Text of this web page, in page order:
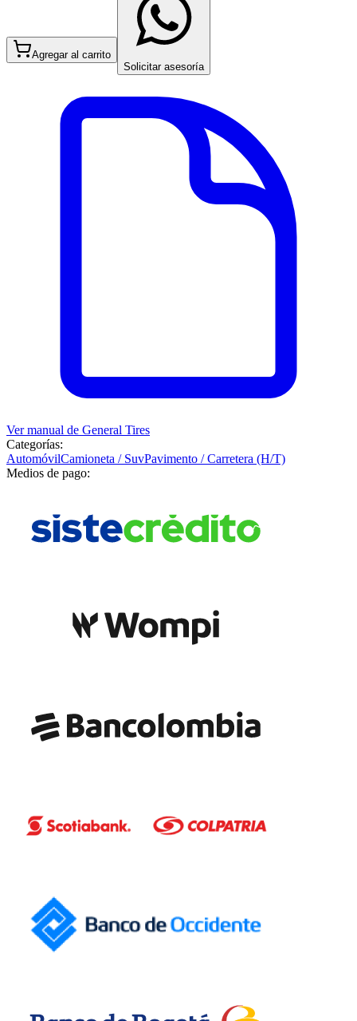
Agregar al carrito
Solicitar asesoría
Ver manual de General Tires
Categorías:
AutomóvilCamioneta / SuvPavimento / Carretera (H/T)
Medios de pago: